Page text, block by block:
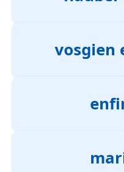
vosgien